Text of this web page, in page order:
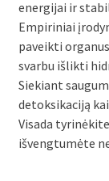
energijai ir
Empiriniai
paveikti
svarbu išlikti
Siekiant
detoksikaciją
Visada
išvengtumėte